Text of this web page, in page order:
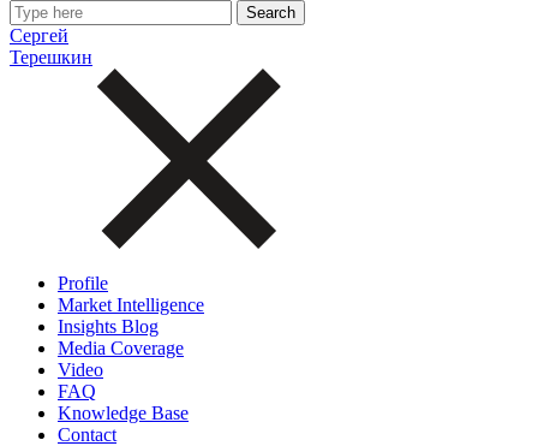
Сергей
Терешкин
Profile
Market Intelligence
Insights Blog
Media Coverage
Video
FAQ
Knowledge Base
Contact